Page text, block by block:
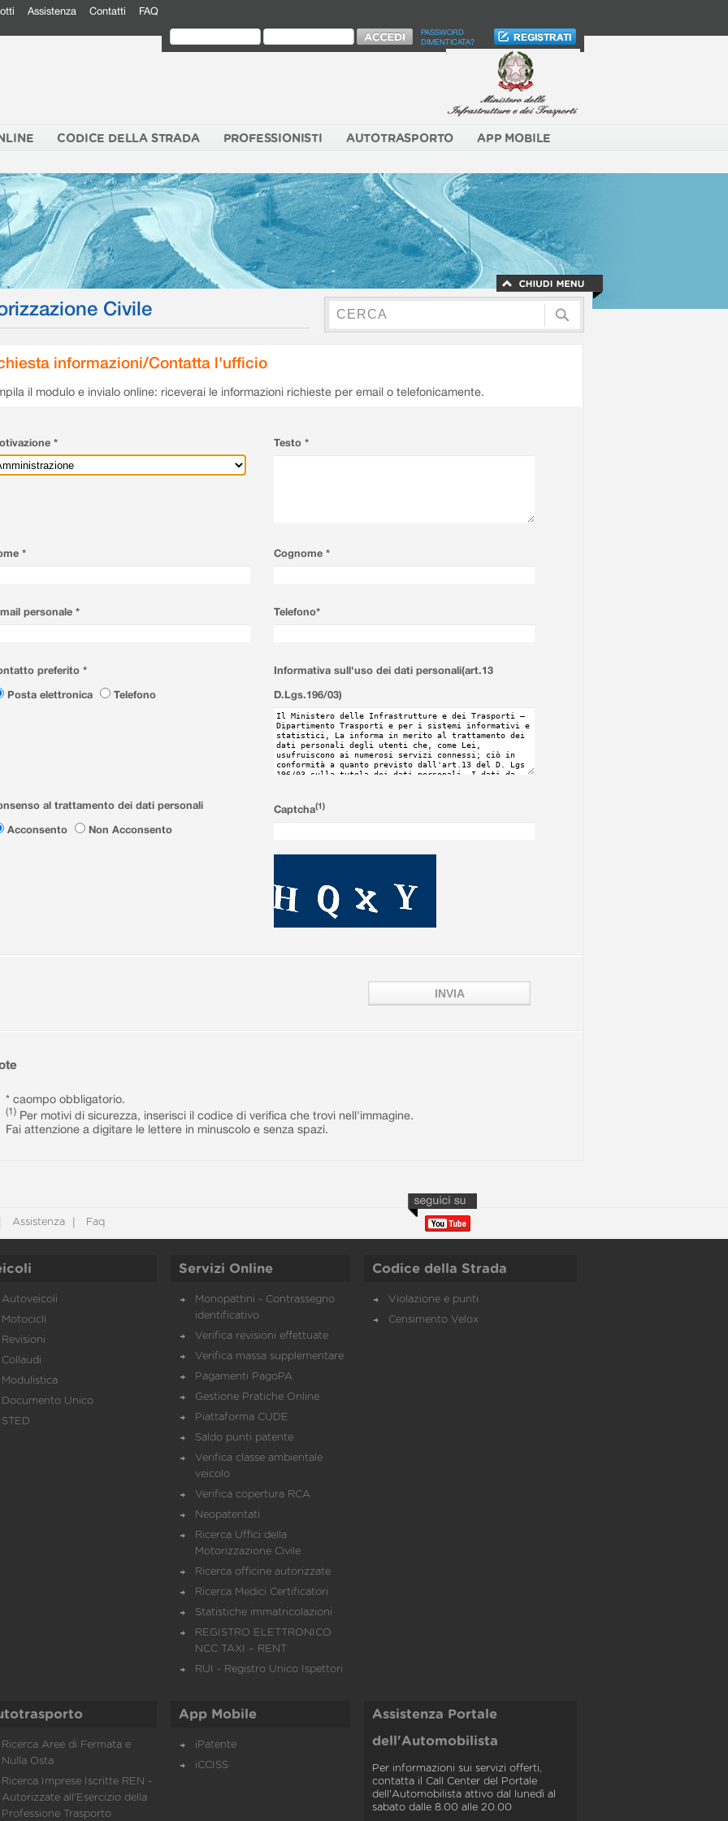
Assistenza Contatti FAQ
PASSWORD
DIMENTICATA?
CODICE DELLA STRADA PROFESSIONISTI AUTOTRASPORTO APP MOBILE
Civile
informazioni/Contatta l'ufficio
il modulo e invialo online: riceverai le informazioni richieste per email o telefonicamente.
* Testo *
* Cognome *
personale * Telefono*
preferito *
Posta elettronica
Telefono
Informativa sull'uso dei dati personali(art.13
D.Lgs.196/03)
al trattamento dei dati personali
Acconsento
Non Acconsento
Captcha(1)
* caompo obbligatorio.
(1) Per motivi di sicurezza, inserisci il codice di verifica che trovi nell'immagine.
Fai attenzione a digitare le lettere in minuscolo e senza spazi.
Assistenza Faq
Autoveicoli
Motocicli
Revisioni
Collaudi
Modulistica
Documento Unico
STED
Servizi Online
Monopattini - Contrassegno
identificativo
Verifica revisioni effettuate
Verifica massa supplementare
Pagamenti PagoPA
Gestione Pratiche Online
Piattaforma CUDE
Saldo punti patente
Verifica classe ambientale
veicolo
Verifica copertura RCA
Neopatentati
Ricerca Uffici della
Motorizzazione Civile
Ricerca officine autorizzate
Ricerca Medici Certificatori
Statistiche immatricolazioni
REGISTRO ELETTRONICO
NCC TAXI – RENT
RUI - Registro Unico Ispettori
Codice della Strada
Violazione e punti
Censimento Velox
Ricerca Aree di Fermata e
Nulla Osta
Ricerca Imprese Iscritte REN -
Autorizzate all'Esercizio della
Professione Trasporto
App Mobile
iPatente
iCCISS
Assistenza Portale
dell'Automobilista
Per informazioni sui servizi offerti,
contatta il Call Center del Portale
dell'Automobilista attivo dal lunedì al
sabato dalle 8.00 alle 20.00